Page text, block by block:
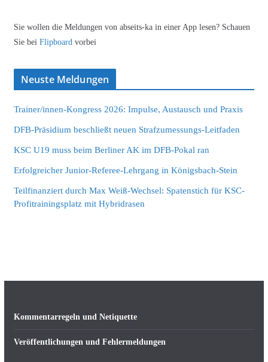
Sie wollen die Meldungen von abseits-ka in einer App lesen? Schauen
Sie bei Flipboard vorbei
Neuste Meldungen
Trainer/innen-Kongress 2026: Impulse, Austausch und Praxis
DFB-Präsidium beschließt neuen Strafzumessungs-Leitfaden
KSC U19 muss beim Berliner AK im DFB-Pokal ran
Erfolgreicher Junior-Referee-Lehrgang in Königsbach-Stein
Teilfinanziert durch Max Weiß-Wechsel: Spatenstich für KSC-
Profitrainingsplatz mit Hybridrasen
Kommentarregeln und Netiquette
Veröffentlichungen und Fehlermeldungen